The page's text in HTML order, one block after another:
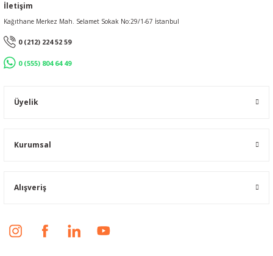
İletişim
Kağıthane Merkez Mah. Selamet Sokak No:29/1-67 İstanbul
0 (212) 224 52 59
0 (555) 804 64 49
Üyelik
Kurumsal
Alışveriş